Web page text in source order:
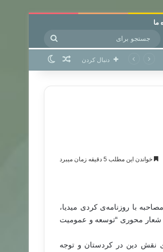
ما
پوسته
برای دنبال کردن نوشته تصادفی
خواندن این مطلب 5 دقیقه زمان میبرد
با روزنامه‌ی کردی میدیا،
تغییراتی که بدنبال برگزاری آخرین کنگره حزب (کنگره 14) که با شعار محوری “توسعه و عمومیت
دین در کردستان و توجه